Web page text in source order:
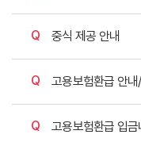
질문
중식 제공 안내
질문
고용보험환급 안
질문
고용보험환급 입